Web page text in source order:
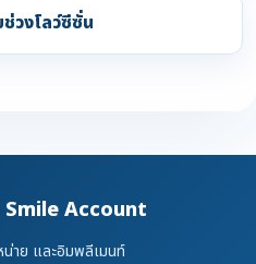
วงโลว์ซีซั่น
Account
น่าย และอิมพลีเมนท์